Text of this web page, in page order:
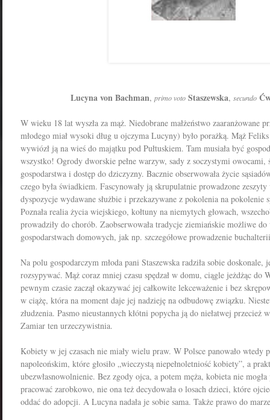
Lucyna von Bachman, primo voto Staszewska, secundo
W wieku 18 lat wyszła za mąż. Niedobrane małżeństwo zaaranżowane
młodego miał wysoki dług u ojczyma Lucyny) było porażką. Mąż
wywiózł ją na wieś do majątku pod Pułtuskiem. Tam musiała być
wszystko! Ogrody dworskie pełne warzyw, sady z soczystymi owocami,
gospodarstwa i dostęp do dziczyzny. Bacznie obserwowała życie
czego była świadkiem. Fascynowały ją skrupulatnie prowadzone
dyspozycje wydawane służbie i przekazywane z pokolenia na pokolenie
Poznała realia życia wiejskiego, kołtuny na niemytych głowach,
prowadziły do chorób. Zaobserwowała tradycje ziemiańskie możliwe
gospodarstwach domowych, jak np. szczegółowe prowadzenie
Na polu gospodarczym młoda pani Staszewska radziła sobie doskonale,
rozsypywać. Mąż coraz mniej czasu spędzał w domu, ciągle jeżdżąc do
pewnym czasie zaczął okazywać jej całkowite lekceważenie i bez
w ciążę, która na moment daje jej nadzieję na odbudowę związku.
złudzenia. Pasmo nieustannych kłótni popycha ją do niełatwej przecież
Zamiar ten urzeczywistnia.
Kobiety w jej czasach nie miały wielu praw. W Polsce panowało wtedy
napoleońskim, które głosiło „wieczystą niepełnoletniość kobiety”, a
ubezwłasnowolnienie. Bez zgody ojca, a potem męża, kobieta nie
pracować zarobkowo, nie ona też decydowała o losach dzieci, które
oddać do adopcji. A Lucyna nadała je sobie sama. Także prawo do